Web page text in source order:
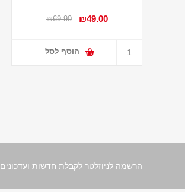
₪49.00
₪69.90
הוסף לסל
הרשמה לניוזלטר לקבלת חדשות ועדכונים